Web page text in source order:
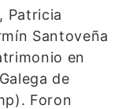
Patricia
Santoveña
en
de
Foron